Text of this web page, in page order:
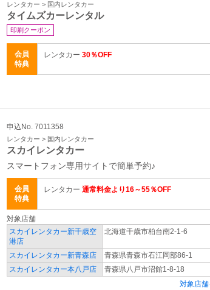
レンタカー > 国内レンタカー
タイムズカーレンタル
印刷クーポン
会員
特典
レンタカー 30％OFF
申込No. 7011358
レンタカー > 国内レンタカー
スカイレンタカー
スマートフォン専用サイトで簡単予約♪
会員
特典
レンタカー 通常料金より16～55％OFF
対象店舗
スカイレンタカー新千歳空
港店
北海道千歳市柏台南2-1-6
スカイレンタカー新青森店
青森県青森市石江岡部86-1
スカイレンタカー本八戸店
青森県八戸市沼館1-8-18
対象店